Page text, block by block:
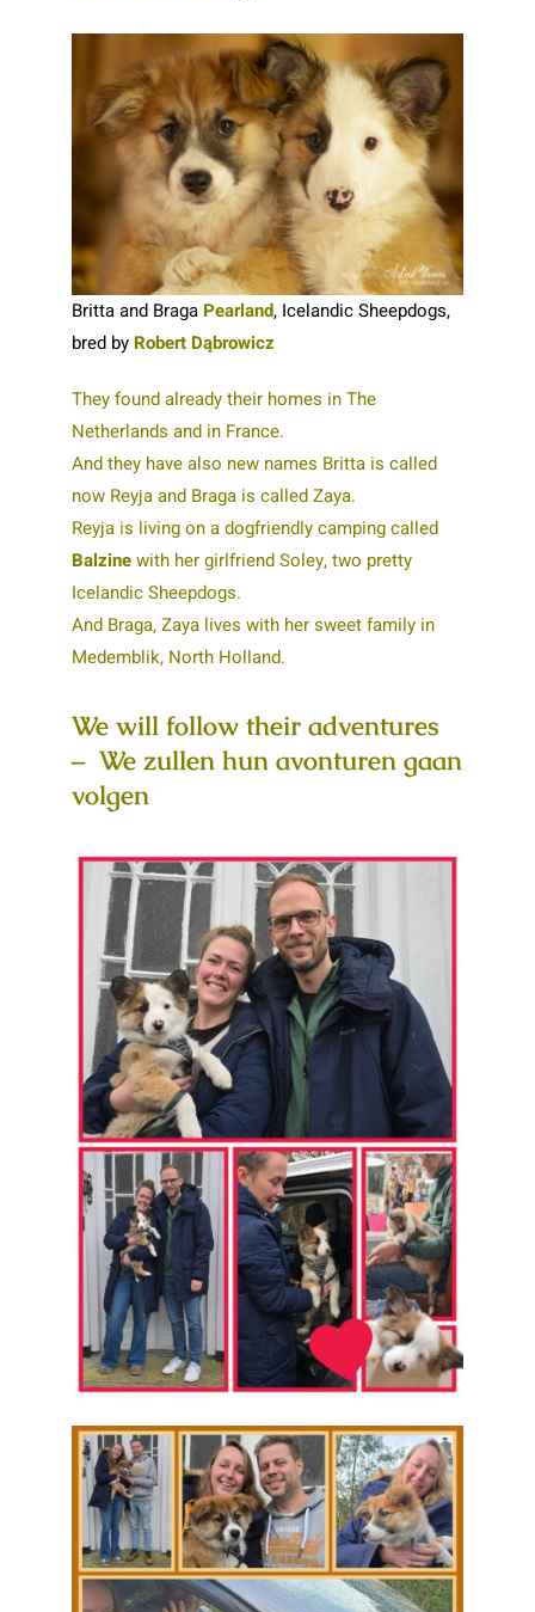
Britta and Braga Pearland, Icelandic Sheepdogs,
bred by Robert Dąbrowicz
They found already their homes in The
Netherlands and in France.
And they have also new names Britta is called
now Reyja and Braga is called Zaya.
Reyja is living on a dogfriendly camping called
Balzinewith her girlfriend Soley, two pretty
Icelandic Sheepdogs.
And Braga, Zaya lives with her sweet family in
Medemblik, North Holland.
We will follow their adventures
– We zullen hun avonturen gaan
volgen